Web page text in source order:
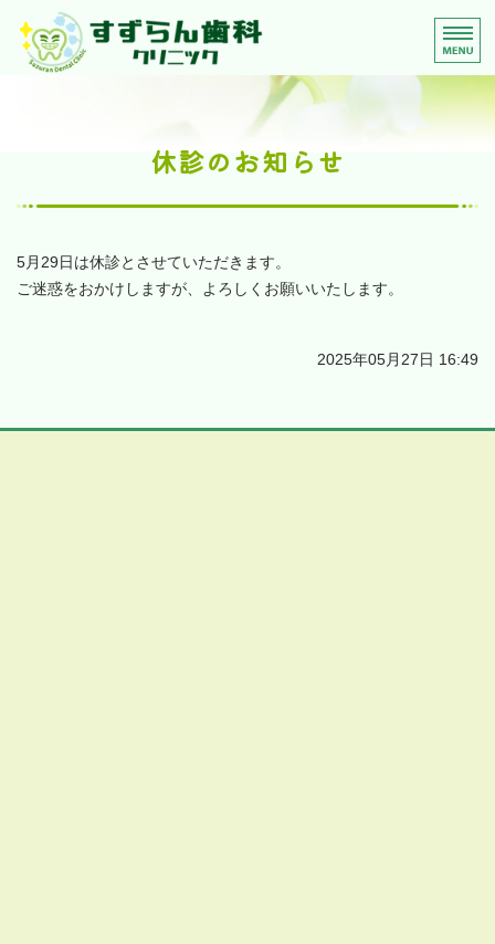
富士見市鶴馬の歯科・歯医
院内・設備紹介
休診のお知らせ
5月29日は休診とさせていただきます。
ご迷惑をおかけしますが、よろしくお願いいたします。
2025年05月27日 16:49